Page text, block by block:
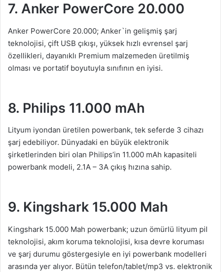
7. Anker PowerCore 20.000
Anker PowerCore 20.000; Anker`in gelişmiş şarj
teknolojisi, çift USB çıkışı, yüksek hızlı evrensel şarj
özellikleri, dayanıklı Premium malzemeden üretilmiş
olması ve portatif boyutuyla sınıfının en iyisi.
8. Philips 11.000 mAh
Lityum iyondan üretilen powerbank, tek seferde 3 cihazı
şarj edebiliyor. Dünyadaki en büyük elektronik
şirketlerinden biri olan Philips’in 11.000 mAh kapasiteli
powerbank modeli, 2.1A – 3A çıkış hızına sahip.
9. Kingshark 15.000 Mah
Kingshark 15.000 Mah powerbank; uzun ömürlü lityum pil
teknolojisi, akım koruma teknolojisi, kısa devre koruması
ve şarj durumu göstergesiyle en iyi powerbank modelleri
arasında yer alıyor. Bütün telefon/tablet/mp3 vs. elektronik